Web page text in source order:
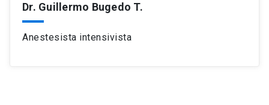
Dr. Guillermo Bugedo T.
Anestesista intensivista